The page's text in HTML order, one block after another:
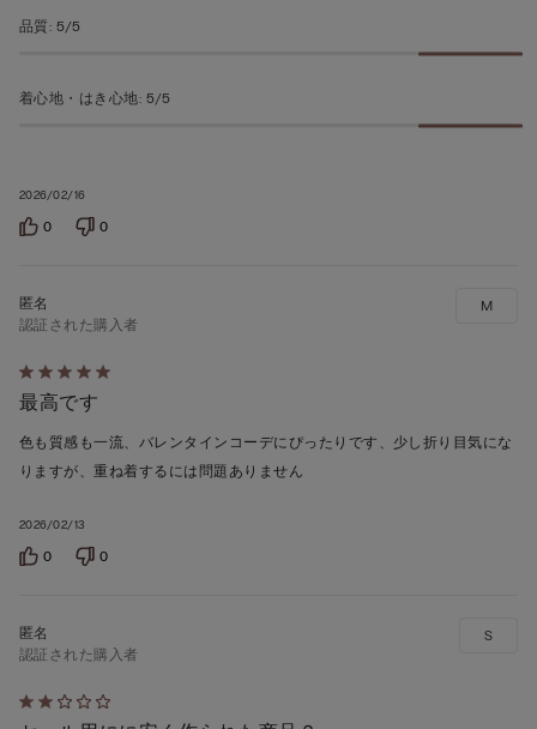
5
価
2026/02/16
品質: 5/5
着心地・はき心地: 5/5
0 0
5
段
階
の
ち
5
価
2026/02/13
認証された購入者
最高です
色も質感も一流、バレンタインコーデにぴったりです、少し折り目気にな
りますが、重ね着するには問題ありません
M
0 0
5
認証された購入者
S